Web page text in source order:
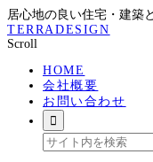
居心地の良い住宅・建築
TERRADESIGN
Scroll
HOME
会社概要
お問い合わせ